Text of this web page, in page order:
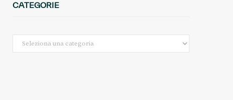
CATEGORIE
Categorie